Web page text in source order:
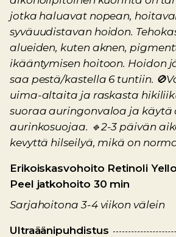
jotka haluavat nopean,
syväuudistavan hoidon.
alueiden, kuten aknen,
ikääntymisen hoitoon. Hoidon
saa pestä/kastella 6 tuntiin.
uima-altaita ja raskasta
suoraa auringonvaloa ja käytä
aurinkosuojaa. 🔹2-3 päivän
kevyttä hilseilyä, mikä on
Erikoiskasvohoito Retinoli
Peel jatkohoito 30 min
Sarjahoitona 3-4 viikon välein
Ultraäänipuhdistus